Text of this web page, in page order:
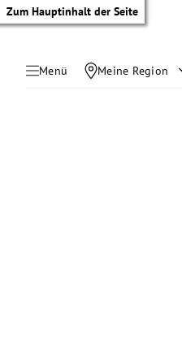
Zum Hauptinhalt der Seite
Menü Meine Region